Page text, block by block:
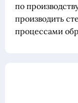
по
производить
процессами